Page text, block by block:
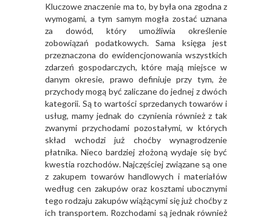
Kluczowe znaczenie ma to, by była ona zgodna z
wymogami, a tym samym mogła zostać uznana
za dowód, który umożliwia określenie
zobowiązań podatkowych. Sama księga jest
przeznaczona do ewidencjonowania wszystkich
zdarzeń gospodarczych, które mają miejsce w
danym okresie, prawo definiuje przy tym, że
przychody mogą być zaliczane do jednej z dwóch
kategorii. Są to wartości sprzedanych towarów i
usług, mamy jednak do czynienia również z tak
zwanymi przychodami pozostałymi, w których
skład wchodzi już choćby wynagrodzenie
płatnika. Nieco bardziej złożoną wydaje się być
kwestia rozchodów. Najczęściej związane są one
z zakupem towarów handlowych i materiałów
według cen zakupów oraz kosztami ubocznymi
tego rodzaju zakupów wiążącymi się już choćby z
ich transportem. Rozchodami są jednak również